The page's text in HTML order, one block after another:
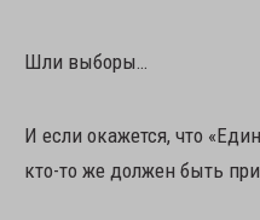
Шли выборы…
И если окажется, что
кто-то же должен быть